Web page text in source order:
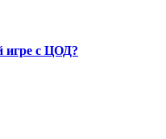
игре с ЦОД?